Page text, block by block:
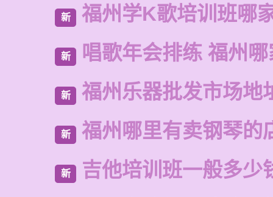
新 福州学K歌培训班哪
新 唱歌年会排练 福州
新 福州乐器批发市场地
新 福州哪里有卖钢琴的
新 吉他培训班一般多少